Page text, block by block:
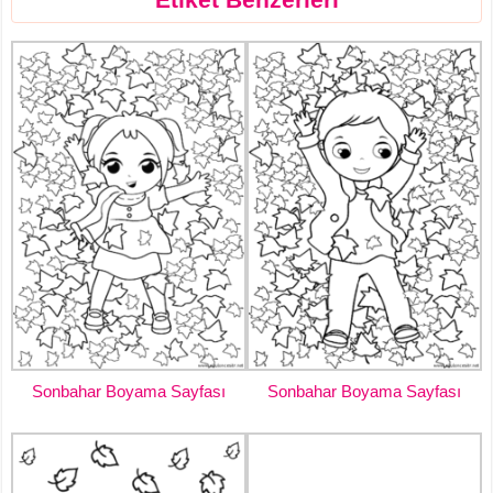
Sonbahar Boyama Sayfası Sonbahar Boyama Sayfası